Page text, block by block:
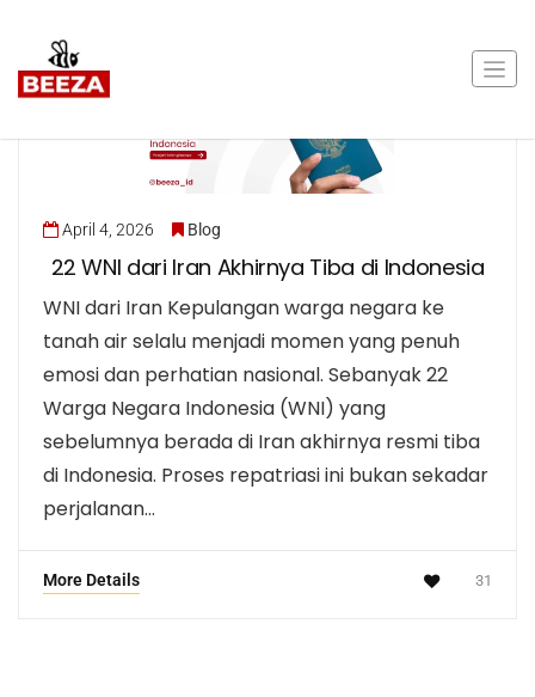
April 4, 2026 Blog
22 WNI dari Iran Akhirnya Tiba di Indonesia
WNI dari Iran Kepulangan warga negara ke
tanah air selalu menjadi momen yang penuh
emosi dan perhatian nasional. Sebanyak 22
Warga Negara Indonesia (WNI) yang
sebelumnya berada di Iran akhirnya resmi tiba
di Indonesia. Proses repatriasi ini bukan sekadar
perjalanan…
More Details 31